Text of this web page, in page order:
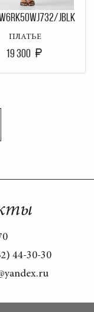
W6RK50WJ732/JBLK
ПЛАТЬЕ
19 300
44-30-30